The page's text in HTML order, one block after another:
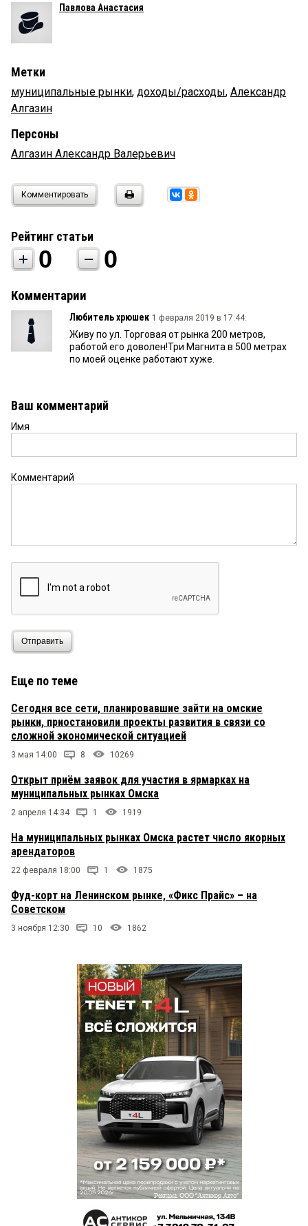
Павлова Анастасия
Метки
муниципальные рынки, доходы/расходы, Александр
Алгазин
Персоны
Алгазин Александр Валерьевич
Комментировать
Рейтинг статьи
0 0
Комментарии
Любитель хрюшек 1 февраля 2019 в 17:44:
Живу по ул. Торговая от рынка 200 метров,
работой его доволен!Три Магнита в 500 метрах
по моей оценке работают хуже.
Ваш комментарий
Имя
Комментарий
Отправить
Еще по теме
Сегодня все сети, планировавшие зайти на омские
рынки, приостановили проекты развития в связи со
сложной экономической ситуацией
3 мая 14:00 8 10269
Открыт приём заявок для участия в ярмарках на
муниципальных рынках Омска
2 апреля 14:34 1 1919
На муниципальных рынках Омска растет число якорных
арендаторов
22 февраля 18:00 1 1875
Фуд-корт на Ленинском рынке, «Фикс Прайс» – на
Советском
3 ноября 12:30 10 1862